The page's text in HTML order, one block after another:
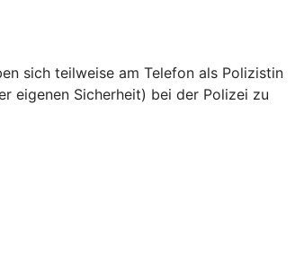
sich teilweise am Telefon als Polizistin
eigenen Sicherheit) bei der Polizei zu